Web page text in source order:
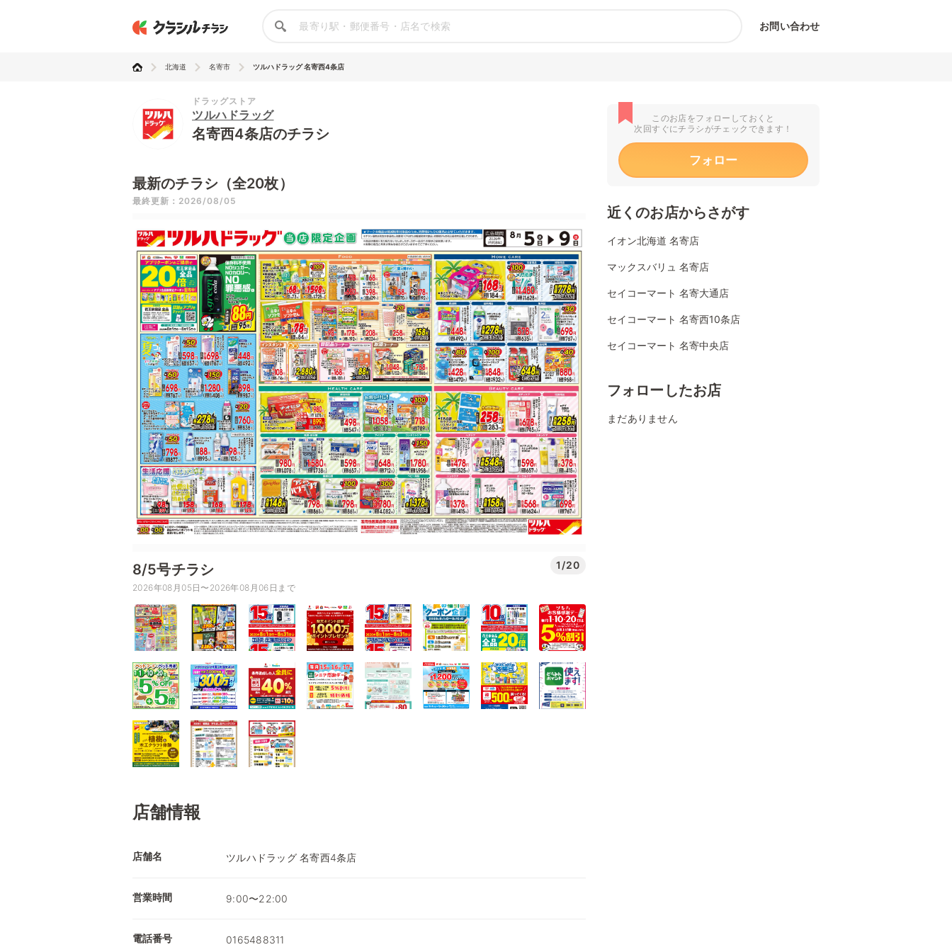
お問い合わせ
北海道 名寄市 ツルハドラッグ 名寄西4条店
ドラッグストア
ツルハドラッグ
名寄西4条店のチラシ
最新のチラシ（全20枚）
最終更新：2026/08/05
8/5号チラシ 1/20
2026年08月05日〜2026年08月06日まで
店舗情報
店舗名 ツルハドラッグ 名寄西4条店
営業時間 9:00〜22:00
電話番号 0165488311
このお店をフォローしておくと
次回すぐにチラシがチェックできます！
フォロー
近くのお店からさがす
イオン北海道 名寄店
マックスバリュ 名寄店
セイコーマート 名寄大通店
セイコーマート 名寄西10条店
セイコーマート 名寄中央店
フォローしたお店
まだありません